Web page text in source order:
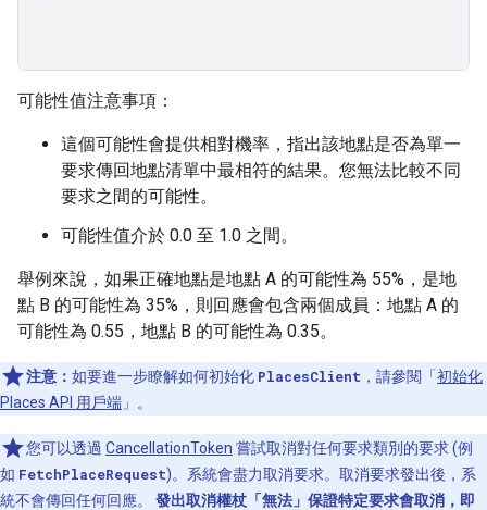
可能性值注意事項：
這個可能性會提供相對機率，指出該地點是否為單一
要求傳回地點清單中最相符的結果。您無法比較不同
要求之間的可能性。
可能性值介於 0.0 至 1.0 之間。
舉例來說，如果正確地點是地點 A 的可能性為 55%，是地
點 B 的可能性為 35%，則回應會包含兩個成員：地點 A 的
可能性為 0.55，地點 B 的可能性為 0.35。
注意： 如要進一步瞭解如何初始化 PlacesClient ，請參閱「 初始化
Places API 用戶端 」。
您可以透過 CancellationToken 嘗試取消對任何要求類別的要求 (例
如 FetchPlaceRequest)。系統會盡力取消要求。取消要求發出後，系
統不會傳回任何回應。 發出取消權杖「無法」保證特定要求會取消，即